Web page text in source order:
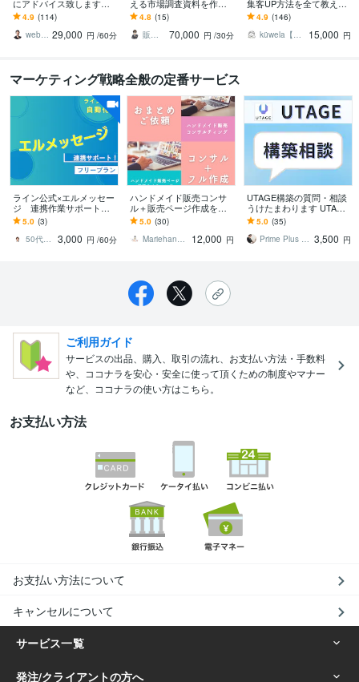
にアドバイス致します
【コンサル初めての方向
け】プロへ相談＆詳細レ
ポート特典付き
4.9 (114)
webマーケコンサルタント 若林 潤 29,000 円 /60分
える市場調査資料を作成
します 〜パワポ作成+約3
0分のビデオチャットによ
る内容解説付き〜
4.8 (15)
販売戦略構築プロデューサー ぴろ吉
70,000 円 /30分
集客UP方法を全て教えま
す 【300店舗以上の実
績】とサロンオーナーと
しての経験から◎
4.9 (146)
küwela【クウェラ】
15,000 円
マーケティング戦略全般の定番サービス
ライン公式×エルメッセー
ジ 連携作業サポートし
ます コストダウン＆時短
を実現できる『エルメッ
セージ』集客入口応援
5.0 (3)
50代×AI×女性専門 ゆとりサポート
3,000 円 /60分
ハンドメイド販売コンサ
ル＋販売ページ作成をし
ます ハンドメイド販売マ
ーケティング＆作品販売
ページ作成！
5.0 (30)
Mariehandmade
12,000 円
UTAGE構築の質問・相談
うけたまわります UTAGE
の設定・構築に関する質
問・相談なんでもOK！
5.0 (35)
Prime Plus LLC 3,500 円
ご利用ガイド
サービスの出品、購入、取引の流れ、お支払い方法・手数料
や、ココナラを安心・安全に使って頂くための制度やマナー
など、ココナラの使い方はこちら。
お支払い方法
お支払い方法について
キャンセルについて